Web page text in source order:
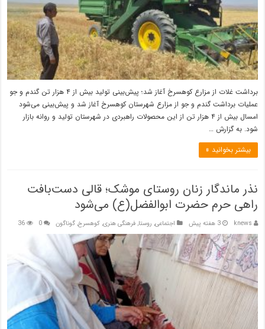
برداشت غلات از مزارع کوهسرخ آغاز شد؛ پیش‌بینی تولید بیش از ۴ هزار تن گندم و جو
عملیات برداشت گندم و جو از مزارع شهرستان کوهسرخ آغاز شد و پیش‌بینی می‌شود
امسال بیش از ۴ هزار تن از این محصولات راهبردی در شهرستان تولید و روانه بازار
شود. به گزارش …
بیشتر بخوانید »
نذر ماندگار زنان روستای موشک؛ قالی دست‌بافت
راهی حرم حضرت ابوالفضل(ع) می‌شود
knews 3 هفته پیش اجتماعی, روستا,فرهنگی هنری,کوهسرخ,گوناگون 0
36